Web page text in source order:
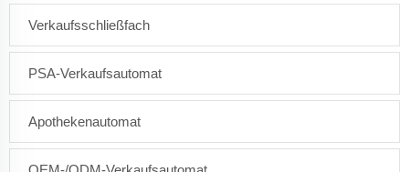
Verkaufsschließfach
PSA-Verkaufsautomat
Apothekenautomat